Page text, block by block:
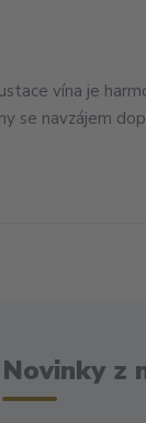
vína je
se navzájem
Novinky z